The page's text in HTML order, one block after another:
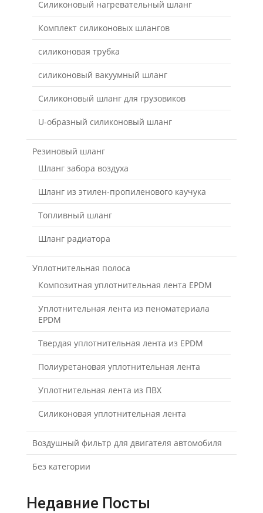
Силиконовый нагревательный шланг
Комплект силиконовых шлангов
силиконовая трубка
силиконовый вакуумный шланг
Силиконовый шланг для грузовиков
U-образный силиконовый шланг
Резиновый шланг
Шланг забора воздуха
Шланг из этилен-пропиленового каучука
Топливный шланг
Шланг радиатора
Уплотнительная полоса
Композитная уплотнительная лента EPDM
Уплотнительная лента из пеноматериала
EPDM
Твердая уплотнительная лента из EPDM
Полиуретановая уплотнительная лента
Уплотнительная лента из ПВХ
Силиконовая уплотнительная лента
Воздушный фильтр для двигателя автомобиля
Без категории
Недавние Посты